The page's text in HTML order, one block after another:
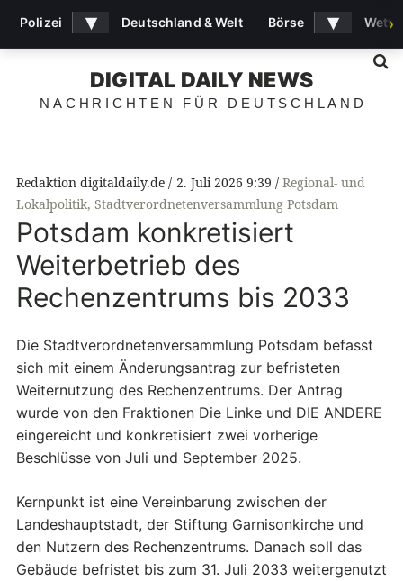
DIGITAL DAILY NEWS
NACHRICHTEN FÜR DEUTSCHLAND
Redaktion digitaldaily.de 2. Juli 2026 9:39
Regional- und
Lokalpolitik, Stadtverordnetenversammlung Potsdam
Potsdam konkretisiert
Weiterbetrieb des
Rechenzentrums bis 2033
Die Stadtverordnetenversammlung Potsdam befasst
sich mit einem Änderungsantrag zur befristeten
Weiternutzung des Rechenzentrums. Der Antrag
wurde von den Fraktionen Die Linke und DIE ANDERE
eingereicht und konkretisiert zwei vorherige
Beschlüsse von Juli und September 2025.
Kernpunkt ist eine Vereinbarung zwischen der
Landeshauptstadt, der Stiftung Garnisonkirche und
den Nutzern des Rechenzentrums. Danach soll das
Gebäude befristet bis zum 31. Juli 2033 weitergenutzt
Polizei ▾ Deutschland & Welt Börse ▾ ›